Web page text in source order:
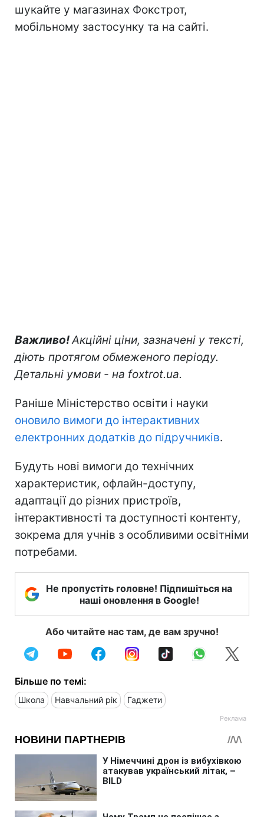
шукайте у магазинах Фокстрот,
мобільному застосунку та на сайті.
Важливо!Акційні ціни, зазначені у тексті,
діють протягом обмеженого періоду.
Детальні умови - на foxtrot.ua.
Раніше Міністерство освіти і науки
оновило вимоги до інтерактивних
електронних додатків до підручників.
Будуть нові вимоги до технічних
характеристик, офлайн-доступу,
адаптації до різних пристроїв,
інтерактивності та доступності контенту,
зокрема для учнів з особливими освітніми
потребами.
Не пропустіть головне! Підпишіться на
наші оновлення в Google!
Або читайте нас там, де вам зручно!
Більше по темі:
Школа Навчальний рік Гаджети